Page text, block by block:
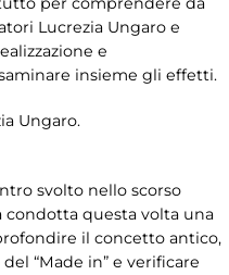
Lucrezia Ungaro e
e
insieme gli effetti.
Ungaro.
svolto nello scorso
condotta questa volta una
il concetto antico,
“Made in” e verificare